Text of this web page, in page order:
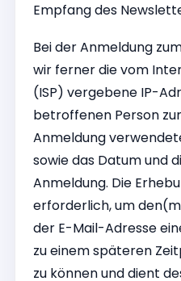
Empfang des
Bei der Anmeldung
wir ferner die vom
(ISP) vergebene IP-
betroffenen Person
Anmeldung
sowie das Datum und
Anmeldung. Die
erforderlich, um
der E-Mail-Adresse
zu einem späteren
zu können und dient